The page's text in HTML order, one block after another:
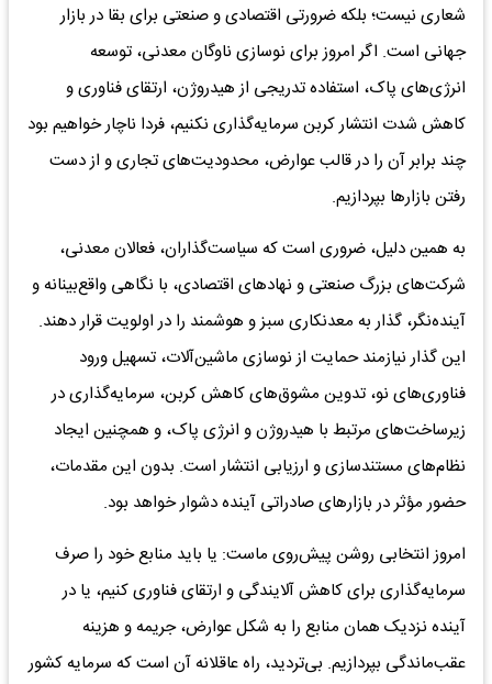
شعاری نیست؛ بلکه ضرورتی اقتصادی و صنعتی برای بقا در بازار
جهانی است. اگر امروز برای نوسازی ناوگان معدنی، توسعه
انرژی‌های پاک، استفاده تدریجی از هیدروژن، ارتقای فناوری و
کاهش شدت انتشار کربن سرمایه‌گذاری نکنیم، فردا ناچار خواهیم بود
چند برابر آن را در قالب عوارض، محدودیت‌های تجاری و از دست
رفتن بازارها بپردازیم.
به همین دلیل، ضروری است که سیاست‌گذاران، فعالان معدنی،
شرکت‌های بزرگ صنعتی و نهادهای اقتصادی، با نگاهی واقع‌بینانه و
آینده‌نگر، گذار به معدنکاری سبز و هوشمند را در اولویت قرار دهند.
این گذار نیازمند حمایت از نوسازی ماشین‌آلات، تسهیل ورود
فناوری‌های نو، تدوین مشوق‌های کاهش کربن، سرمایه‌گذاری در
زیرساخت‌های مرتبط با هیدروژن و انرژی پاک، و همچنین ایجاد
نظام‌های مستندسازی و ارزیابی انتشار است. بدون این مقدمات،
حضور مؤثر در بازارهای صادراتی آینده دشوار خواهد بود.
امروز انتخابی روشن پیش‌روی ماست: یا باید منابع خود را صرف
سرمایه‌گذاری برای کاهش آلایندگی و ارتقای فناوری کنیم، یا در
آینده نزدیک همان منابع را به شکل عوارض، جریمه و هزینه
عقب‌ماندگی بپردازیم. بی‌تردید، راه عاقلانه آن است که سرمایه کشور